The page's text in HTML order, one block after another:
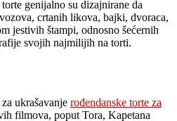
genijalno su dizajnirane da
crtanih likova, bajki, dvoraca,
jestivih štampi, odnosno šećernih
svojih najmilijih na torti.
ukrašavanje rođendanske torte za
filmova, poput Tora, Kapetana